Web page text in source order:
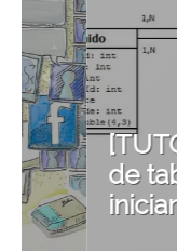
de tabelas
iniciantes